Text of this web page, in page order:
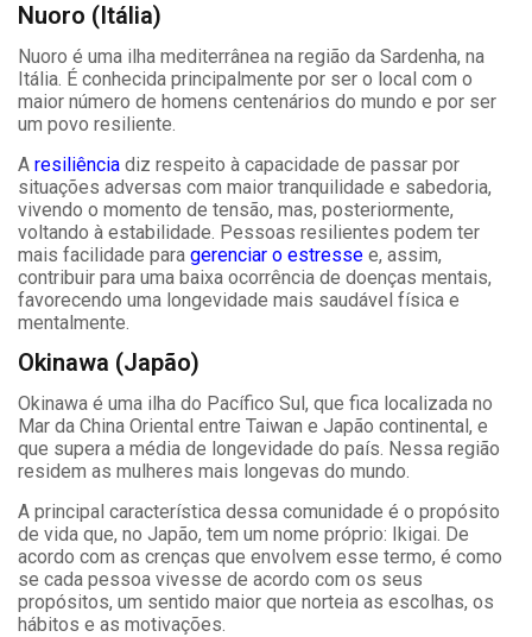
Nuoro (Itália)
Nuoro é uma ilha mediterrânea na região da Sardenha, na
Itália. É conhecida principalmente por ser o local com o
maior número de homens centenários do mundo e por ser
um povo resiliente.
A resiliência diz respeito à capacidade de passar por
situações adversas com maior tranquilidade e sabedoria,
vivendo o momento de tensão, mas, posteriormente,
voltando à estabilidade. Pessoas resilientes podem ter
mais facilidade para gerenciar o estresse e, assim,
contribuir para uma baixa ocorrência de doenças mentais,
favorecendo uma longevidade mais saudável física e
mentalmente.
Okinawa (Japão)
Okinawa é uma ilha do Pacífico Sul, que fica localizada no
Mar da China Oriental entre Taiwan e Japão continental, e
que supera a média de longevidade do país. Nessa região
residem as mulheres mais longevas do mundo.
A principal característica dessa comunidade é o propósito
de vida que, no Japão, tem um nome próprio: Ikigai. De
acordo com as crenças que envolvem esse termo, é como
se cada pessoa vivesse de acordo com os seus
propósitos, um sentido maior que norteia as escolhas, os
hábitos e as motivações.